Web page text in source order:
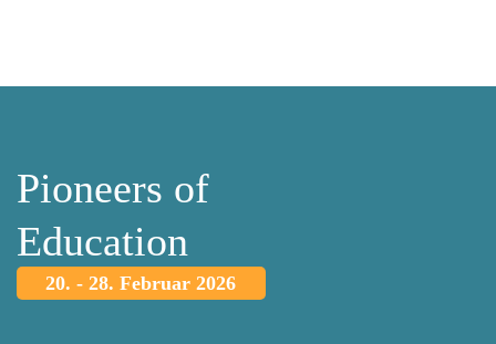
Pioneers of
Education
20. - 28. Februar 2026